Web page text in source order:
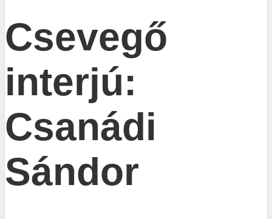
Csevegő
interjú:
Csanádi
Sándor